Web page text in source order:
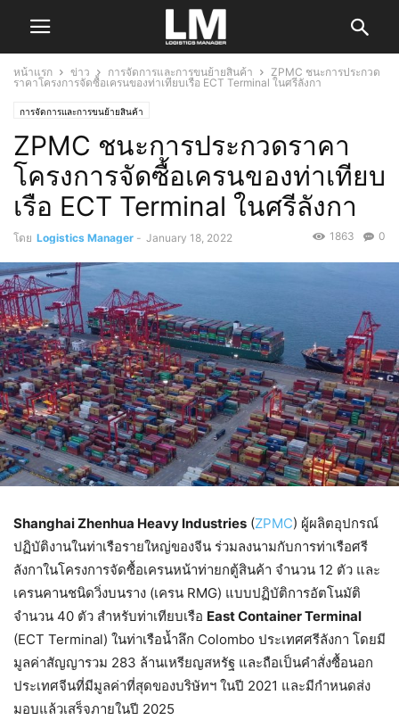
หน้าแรก ข่าว การจัดการและการขนย้ายสินค้า
ZPMC ชนะการประกวด
ราคาโครงการจัดซื้อเครนของท่าเทียบเรือ ECT Terminal ในศรีลังกา
การจัดการและการขนย้ายสินค้า
ZPMC ชนะการประกวดราคา
โครงการจัดซื้อเครนของท่าเทียบ
เรือ ECT Terminal ในศรีลังกา
โดย Logistics Manager - January 18, 2022 0
1863
Shanghai Zhenhua Heavy Industries (ZPMC) ผู้ผลิตอุปกรณ์
ปฏิบัติงานในท่าเรือรายใหญ่ของจีน ร่วมลงนามกับการท่าเรือศรี
ลังกาในโครงการจัดซื้อเครนหน้าท่ายกตู้สินค้า จำนวน 12 ตัว และ
เครนคานชนิดวิ่งบนราง (เครน RMG) แบบปฏิบัติการอัตโนมัติ
จำนวน 40 ตัว สำหรับท่าเทียบเรือ East Container Terminal
(ECT Terminal) ในท่าเรือน้ำลึก Colombo ประเทศศรีลังกา โดยมี
มูลค่าสัญญารวม 283 ล้านเหรียญสหรัฐ และถือเป็นคำสั่งซื้อนอก
ประเทศจีนที่มีมูลค่าที่สุดของบริษัทฯ ในปี 2021 และมีกำหนดส่ง
มอบแล้วเสร็จภายในปี 2025